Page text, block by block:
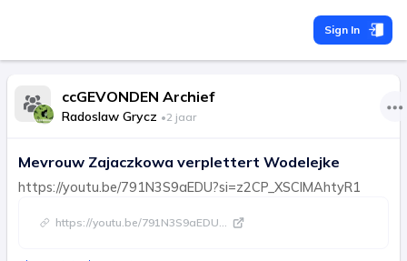
Sign In
ccGEVONDEN Archief
Radoslaw Grycz •2 jaar
Mevrouw Zajaczkowa verplettert Wodelejke
https://youtu.be/791N3S9aEDU?si=z2CP_XSCIMAhtyR1
https://youtu.be/791N3S9aEDU...